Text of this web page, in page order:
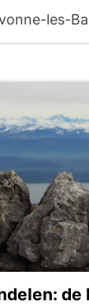
c
h
e
les-
de